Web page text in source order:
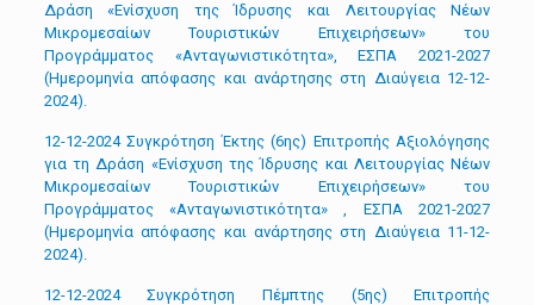
Δράση «Ενίσχυση της Ίδρυσης και Λειτουργίας Νέων
Μικρομεσαίων Τουριστικών Επιχειρήσεων» του
Προγράμματος «Ανταγωνιστικότητα», ΕΣΠΑ 2021-2027
(Ημερομηνία απόφασης και ανάρτησης στη Διαύγεια 12-12-
2024).
12-12-2024 Συγκρότηση Έκτης (6ης) Επιτροπής Αξιολόγησης
για τη Δράση «Ενίσχυση της Ίδρυσης και Λειτουργίας Νέων
Μικρομεσαίων Τουριστικών Επιχειρήσεων» του
Προγράμματος «Ανταγωνιστικότητα» , ΕΣΠΑ 2021-2027
(Ημερομηνία απόφασης και ανάρτησης στη Διαύγεια 11-12-
2024).
12-12-2024 Συγκρότηση Πέμπτης (5ης) Επιτροπής